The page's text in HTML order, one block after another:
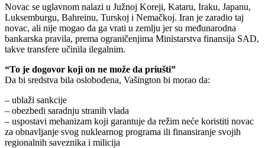
Novac se uglavnom nalazi u Južnoj Koreji, Kataru, Iraku, Japanu,
Luksemburgu, Bahreinu, Turskoj i Nemačkoj. Iran je zaradio taj
novac, ali nije mogao da ga vrati u zemlju jer su međunarodna
bankarska pravila, prema ograničenjima Ministarstva finansija SAD,
takve transfere učinila ilegalnim.
“To je dogovor koji on ne može da priušti”
Da bi sredstva bila oslobođena, Vašington bi morao da:
– ublaži sankcije
– obezbedi saradnju stranih vlada
– uspostavi mehanizam koji garantuje da režim neće koristiti novac
za obnavljanje svog nuklearnog programa ili finansiranje svojih
regionalnih saveznika i milicija